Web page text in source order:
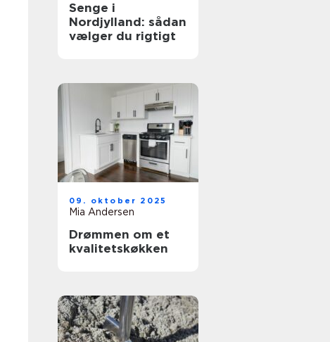
Senge i
Nordjylland: sådan
vælger du rigtigt
09. oktober 2025
Mia Andersen
Drømmen om et
kvalitetskøkken